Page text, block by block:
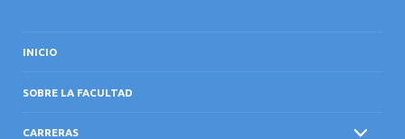
INICIO
SOBRE LA FACULTAD
CARRERAS